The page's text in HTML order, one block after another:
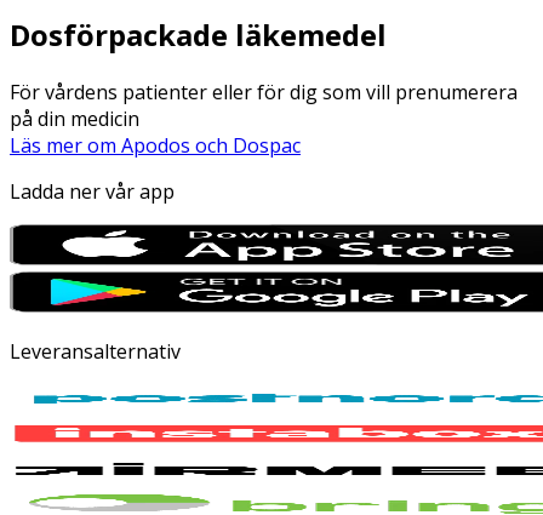
Dosförpackade läkemedel
För vårdens patienter eller för dig som vill prenumerera
på din medicin
Läs mer om Apodos och Dospac
Ladda ner vår app
Leveransalternativ